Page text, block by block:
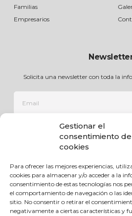
Gestionar el
consentimiento de
cookies
Para ofrecer las mejores experiencias,
cookies para almacenar y/o acceder a la
consentimiento de estas tecnologías nos
el comportamiento de navegación o las
sitio. No consentir o retirar el
negativamente a ciertas características y
Familias
Empresarios
Solicita una newsletter con toda la